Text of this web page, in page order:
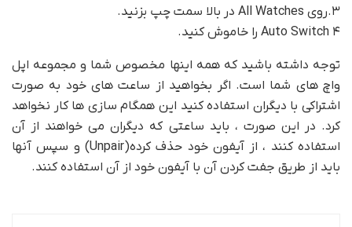
۳.روی All Watches در بالا سمت چپ بزنید.
۴ Auto Switch را خاموش کنید.
توجه داشته باشید که همه اینها مخصوص شما و مجموعه اپل
واچ های شما است. اگر بخواهید از ساعت های خود به صورت
اشتراکی با دیگران استفاده کنید این همگام سازی ها کار نخواهد
کرد. در این صورت ، باید ساعتی که دیگران می خواهند از آن
استفاده کنند ، از آیفون خود حذف کرده(Unpair) و سپس آنها
باید از طریق جفت کردن آن با آیفون خود از آن استفاده کنند.